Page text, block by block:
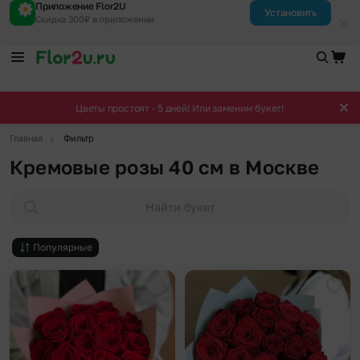
Приложение Flor2U
Скидка 300₽ в приложении
Установить
Цветы простоят - 5 дней! Или заменим букет!
Главная Фильтр
Кремовые розы 40 см в Москве
Найти букет
Популярные
Добавить в избранное